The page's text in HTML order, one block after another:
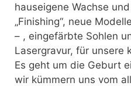
hauseigene Wachse
„Finishing“, neue
– , eingefärbte Sohlen
Lasergravur, für unsere
Es geht um die Geburt
wir kümmern uns vom